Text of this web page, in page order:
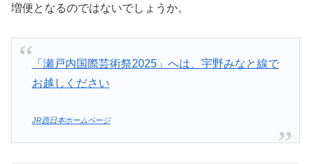
増便となるのではないでしょうか。
「瀬戸内国際芸術祭2025」へは、宇野みなと線で
お越しください
JR西日本ホームページ